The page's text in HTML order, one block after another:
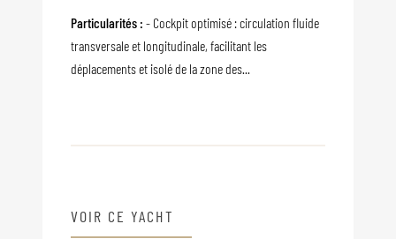
Particularités : - Cockpit optimisé : circulation fluide
transversale et longitudinale, facilitant les
déplacements et isolé de la zone des...
VOIR CE YACHT